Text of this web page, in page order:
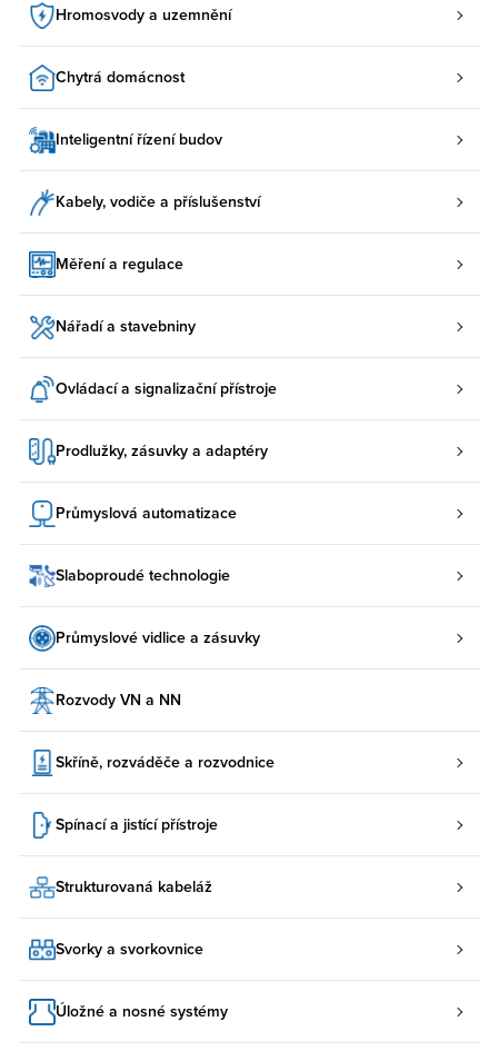
Hromosvody a uzemnění
Chytrá domácnost
Inteligentní řízení budov
Kabely, vodiče a příslušenství
Měření a regulace
Nářadí a stavebniny
Ovládací a signalizační přístroje
Prodlužky, zásuvky a adaptéry
Průmyslová automatizace
Slaboproudé technologie
Průmyslové vidlice a zásuvky
Rozvody VN a NN
Skříně, rozváděče a rozvodnice
Spínací a jistící přístroje
Strukturovaná kabeláž
Svorky a svorkovnice
Úložné a nosné systémy